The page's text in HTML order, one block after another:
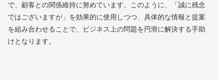
で、顧客との関係維持に努めています。このように、「誠に残念
ではございますが」を効果的に使用しつつ、具体的な情報と提案
を組み合わせることで、ビジネス上の問題を円滑に解決する手助
けとなります。